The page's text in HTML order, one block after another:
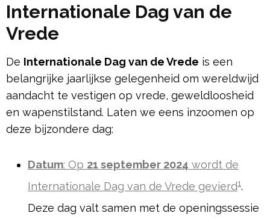
Internationale Dag van de
Vrede
De Internationale Dag van de Vrede is een
belangrijke jaarlijkse gelegenheid om wereldwijd
aandacht te vestigen op vrede, geweldloosheid
en wapenstilstand. Laten we eens inzoomen op
deze bijzondere dag:
Datum: Op 21 september 2024 wordt de
Internationale Dag van de Vrede gevierd1.
Deze dag valt samen met de openingssessie